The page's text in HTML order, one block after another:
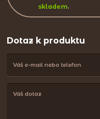
skladem.
Dotaz k produktu